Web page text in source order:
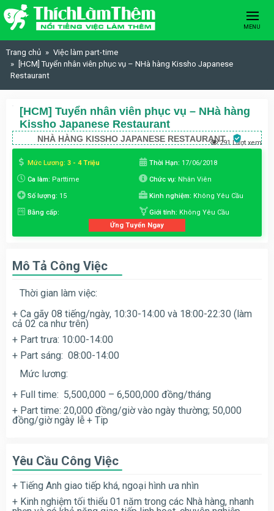
Skip to content
MENU
Trang chủ
Việc làm part-time
[HCM] Tuyển nhân viên phục vụ – NHà hàng Kissho Japanese
Restaurant
[HCM] Tuyển nhân viên phục vụ – NHà hàng
Kissho Japanese Restaurant
NHÀ HÀNG KISSHO JAPANESE RESTAURANT291 Lượt xem
Mức Lương: 3 - 4 Triệu Thời Hạn: 17/06/2018
Ca làm: Parttime Chức vụ: Nhân Viên
Số lượng: 15 Kinh nghiệm: Không Yêu Cầu
Bằng cấp: Giới tính: Không Yêu Cầu
Ứng Tuyển Ngay
Mô Tả Công Việc
Thời gian làm việc:
+ Ca gãy 08 tiếng/ngày, 10:30-14:00 và 18:00-22:30 (làm
cả 02 ca như trên)
+ Part trưa: 10:00-14:00
+ Part sáng: 08:00-14:00
Mức lương:
+ Full time: 5,500,000 – 6,500,000 đồng/tháng
+ Part time: 20,000 đồng/giờ vào ngày thường; 50,000
đồng/giờ ngày lễ + Tip
Yêu Cầu Công Việc
+ Tiếng Anh giao tiếp khá, ngoại hình ưa nhìn
+ Kinh nghiệm tối thiểu 01 năm trong các Nhà hàng, nhanh